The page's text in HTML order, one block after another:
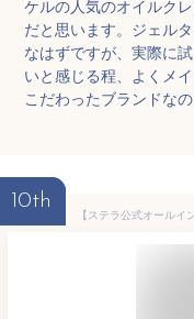
ケルの人気のオイルク
だと思います。ジェル
なはずですが、実際に
いと感じる程、よくメ
こだわったブランドな
10th